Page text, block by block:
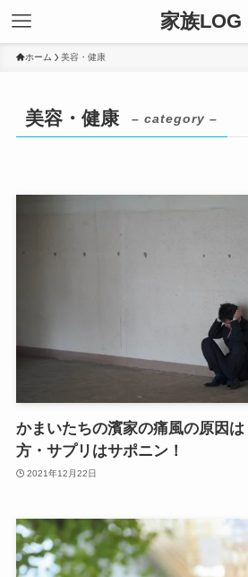
家族LOG
ホーム 美容・健康
美容・健康 – category –
かまいたちの濱家の痛風の原因
方・サプリはサポニン！
2021年12月22日